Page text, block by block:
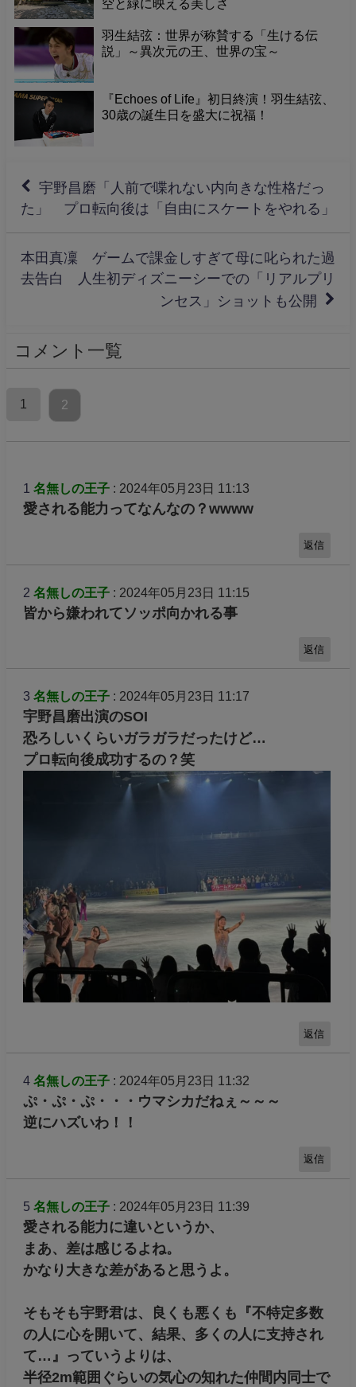
空と緑に映える美しさ
羽生結弦：世界が称賛する「生ける伝
説」～異次元の王、世界の宝～
『Echoes of Life』初日終演！羽生結弦、
30歳の誕生日を盛大に祝福！
宇野昌磨「人前で喋れない内向きな性格だっ
た」 プロ転向後は「自由にスケートをやれる」
本田真凜 ゲームで課金しすぎて母に叱られた過
去告白 人生初ディズニーシーでの「リアルプリ
ンセス」ショットも公開
コメント一覧
1 2
1 名無しの王子: 2024年05月23日 11:13
愛される能力ってなんなの？wwww
返信
2 名無しの王子: 2024年05月23日 11:15
皆から嫌われてソッポ向かれる事
返信
3 名無しの王子: 2024年05月23日 11:17
宇野昌磨出演のSOI
恐ろしいくらいガラガラだったけど…
プロ転向後成功するの？笑
返信
4 名無しの王子: 2024年05月23日 11:32
ぷ・ぷ・ぷ・・・ウマシカだねぇ～～～
逆にハズいわ！！
返信
5 名無しの王子: 2024年05月23日 11:39
愛される能力に違いというか、
まあ、差は感じるよね。
かなり大きな差があると思うよ。
そもそも宇野君は、良くも悪くも『不特定多数
の人に心を開いて、結果、多くの人に支持され
て…』っていうよりは、
半径2m範囲ぐらいの気心の知れた仲間内同士で